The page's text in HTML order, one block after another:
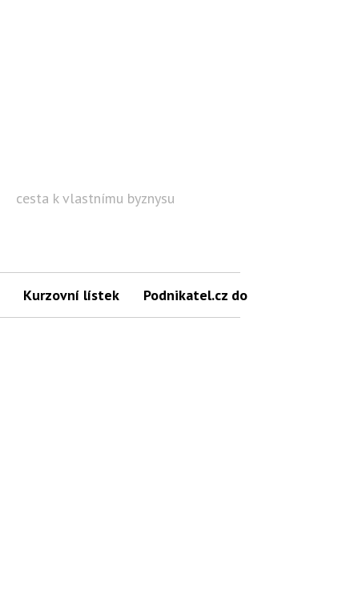
cesta k vlastnímu byznysu
Kurzovní lístek Podnikatel.cz do mailu